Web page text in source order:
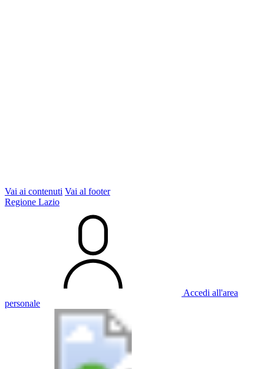
Vai ai contenuti Vai al footer
Regione Lazio
Accedi all'area
personale